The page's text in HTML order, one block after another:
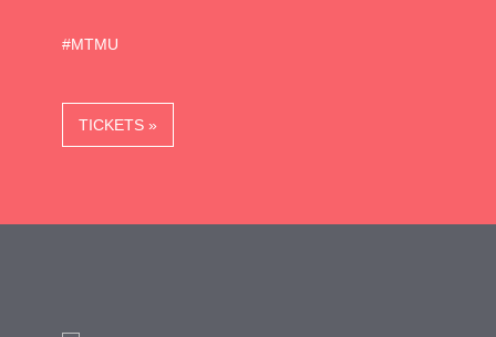
#MTMU
TICKETS